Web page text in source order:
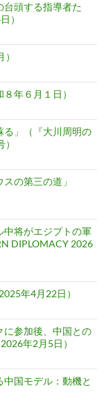
台頭する指導者た
）
年６月１日）
る」（『大川周明の
の第三の道」
中将がエジプトの軍
DIPLOMACY 2026
年4月22日）
に参加後、中国との
年2月5日）
国モデル：動機と